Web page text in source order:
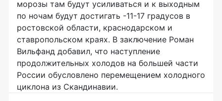
морозы там будут усиливаться и к выходным
по ночам будут достигать -11-17 градусов в
ростовской области, краснодарском и
ставропольском краях. В заключение Роман
Вильфанд добавил, что наступление
продолжительных холодов на большей части
России обусловлено перемещением холодного
циклона из Скандинавии.